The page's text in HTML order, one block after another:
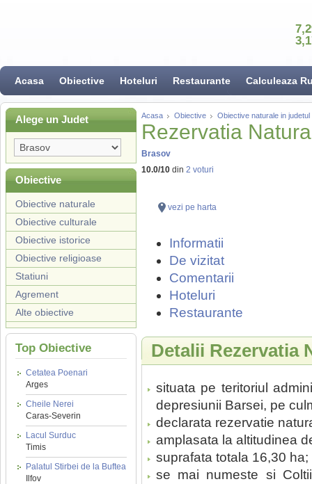
Acasa Obiective Hoteluri Restaurante Calculeaza
Alege un Judet
Obiective
Obiective naturale
Obiective culturale
Obiective istorice
Obiective religioase
Statiuni
Agrement
Alte obiective
Top Obiective
Cetatea Poenari
Arges
Cheile Nerei
Caras-Severin
Lacul Surduc
Timis
Palatul Stirbei de la Buftea
Ilfov
Acasa Obiective Obiective naturale in
Rezervatia
Brasov
10.0/10 din 2 voturi
vezi pe harta
Informatii
De vizitat
Comentarii
Hoteluri
Restaurante
Detalii Rezervatia
situata pe teritoriul
depresiunii Barsei, pe
declarata rezervatie
amplasata la altitudinea
suprafata totala 16,30 ha;
se mai numeste si